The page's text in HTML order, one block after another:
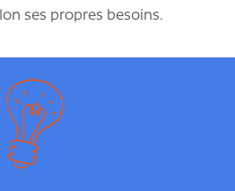
ses propres besoins.